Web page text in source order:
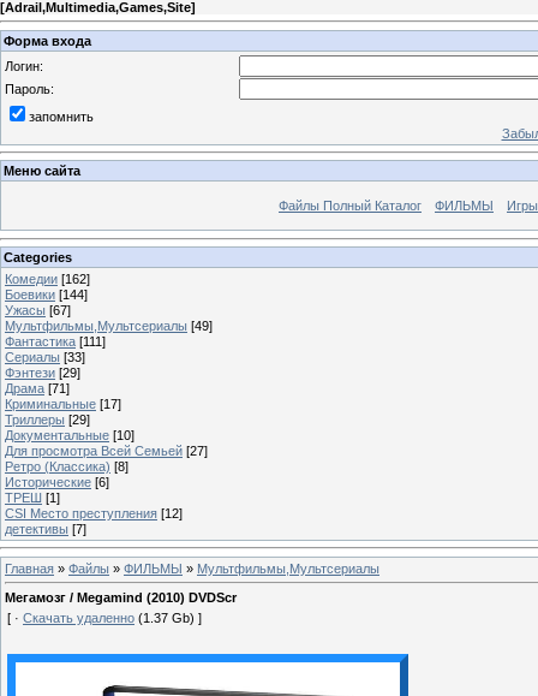
[Adrail,Multimedia,Games,Site]
Форма входа
Логин:
Пароль:
запомнить
Меню сайта
Файлы Полный Каталог ФИЛЬМЫ
Categories
Комедии [162]
Боевики [144]
Ужасы [67]
Мультфильмы,Мультсериалы [49]
Фантастика [111]
Сериалы [33]
Фэнтези [29]
Драма [71]
Криминальные [17]
Триллеры [29]
Документальные [10]
Для просмотра Всей Семьей [27]
Ретро (Классика) [8]
Исторические [6]
ТРЕШ [1]
CSI Место преступления [12]
детективы [7]
Главная » Файлы » ФИЛЬМЫ » Мультфильмы,Мультсериалы
Мегамозг / Megamind (2010) DVDScr
[ · Скачать удаленно (1.37 Gb) ]